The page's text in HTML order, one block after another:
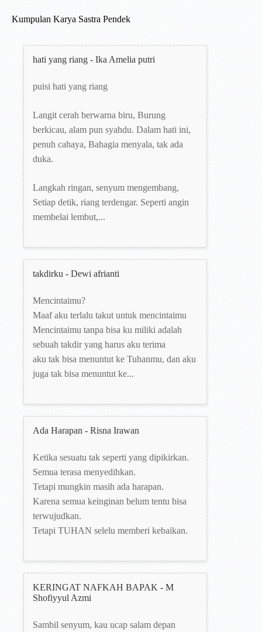
Kumpulan Karya Sastra Pendek
hati yang riang - Ika Amelia putri
puisi hati yang riang
Langit cerah berwarna biru, Burung
berkicau, alam pun syahdu. Dalam hati ini,
penuh cahaya, Bahagia menyala, tak ada
duka.
Langkah ringan, senyum mengembang,
Setiap detik, riang terdengar. Seperti angin
membelai lembut,...
takdirku - Dewi afrianti
Mencintaimu?
Maaf aku terlalu takut untuk mencintaimu
Mencintaimu tanpa bisa ku miliki adalah
sebuah takdir yang harus aku terima
aku tak bisa menuntut ke Tuhanmu, dan aku
juga tak bisa menuntut ke...
Ada Harapan - Risna Irawan
Ketika sesuatu tak seperti yang dipikirkan.
Semua terasa menyedihkan.
Tetapi mungkin masih ada harapan.
Karena semua keinginan belum tentu bisa
terwujudkan.
Tetapi TUHAN selelu memberi kebaikan.
KERINGAT NAFKAH BAPAK - M
Shofiyyul Azmi
Sambil senyum, kau ucap salam depan